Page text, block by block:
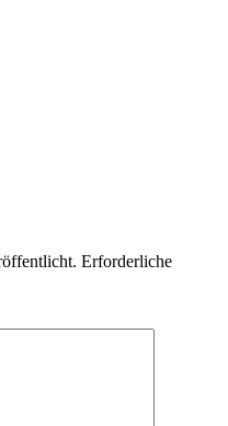
Erforderliche